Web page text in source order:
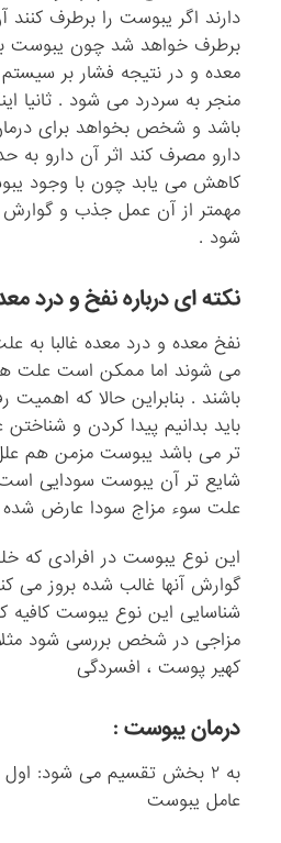
دارند اگر یبوست را برطرف
برطرف خواهد شد چون یبوست
معده و در نتیجه فشار بر
منجر به سردرد می شود . ثانیا
باشد و شخص بخواهد برای
دارو مصرف کند اثر آن دارو به
کاهش می یابد چون با وجود
مهمتر از آن عمل جذب و
شود .
نکته ای درباره نفخ و درد
نفخ معده و درد معده غالبا
می شوند اما ممکن است علت
باشند . بنابراین حالا که
باید بدانیم پیدا کردن و
تر می باشد یبوست مزمن هم
شایع تر آن یبوست سودایی
علت سوء مزاج سودا عارض
این نوع یبوست در افرادی که
گوارش آنها غالب شده بروز می
شناسایی این نوع یبوست کافیه
مزاجی در شخص بررسی شود
کهیر پوست ، افسردگی
درمان یبوست :
به ۲ بخش تقسیم می شود:
عامل یبوست